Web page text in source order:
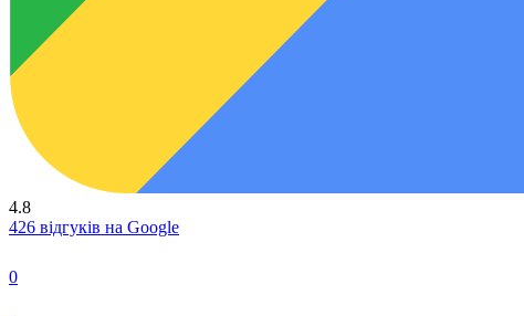
4.8
426 відгуків на Google
0